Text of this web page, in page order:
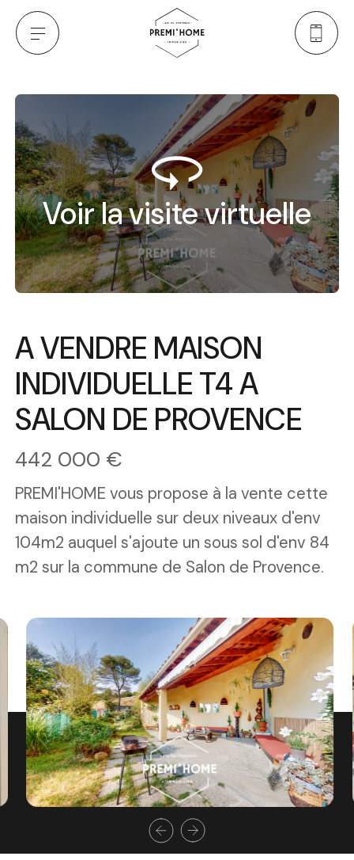
A VENDRE MAISON
INDIVIDUELLE T4 A
SALON DE PROVENCE
442 000 €
PREMI'HOME vous propose à la vente cette
maison individuelle sur deux niveaux d'env
104m2 auquel s'ajoute un sous sol d'env 84
m2 sur la commune de Salon de Provence.
Voir la visite virtuelle